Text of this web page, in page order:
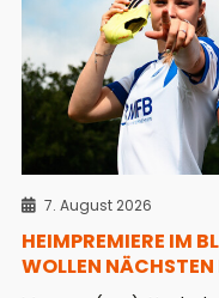
7. August 2026
HEIMPREMIERE IM
WOLLEN NÄCHSTEN